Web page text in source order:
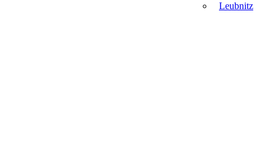
Leubnitz